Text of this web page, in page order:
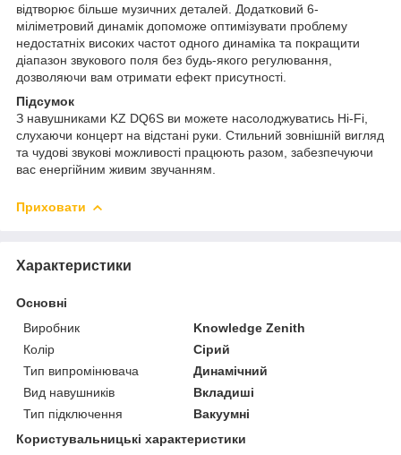
відтворює більше музичних деталей. Додатковий 6-
міліметровий динамік допоможе оптимізувати проблему
недостатніх високих частот одного динаміка та покращити
діапазон звукового поля без будь-якого регулювання,
дозволяючи вам отримати ефект присутності.
Підсумок
З навушниками KZ DQ6S ви можете насолоджуватись Hi-Fi,
слухаючи концерт на відстані руки. Стильний зовнішній вигляд
та чудові звукові можливості працюють разом, забезпечуючи
вас енергійним живим звучанням.
Приховати
Характеристики
Основні
Виробник
Knowledge Zenith
Колір
Сірий
Тип випромінювача
Динамічний
Вид навушників
Вкладиші
Тип підключення
Вакуумні
Користувальницькі характеристики